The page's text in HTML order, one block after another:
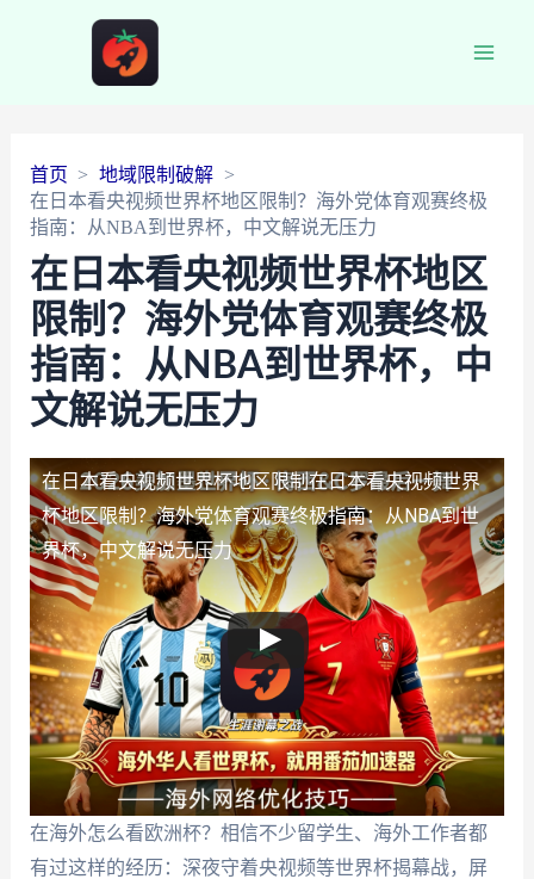
首页
地域限制破解
在日本看央视频世界杯地区限制？海外党体育观赛终极
指南：从NBA到世界杯，中文解说无压力
在日本看央视频世界杯地区
限制？海外党体育观赛终极
指南：从NBA到世界杯，中
文解说无压力
在日本看央视频世界杯地区限制在日本看央视频世界
杯地区限制？海外党体育观赛终极指南：从NBA到世
界杯，中文解说无压力
在海外怎么看欧洲杯？相信不少留学生、海外工作者都
有过这样的经历：深夜守着央视频等世界杯揭幕战，屏